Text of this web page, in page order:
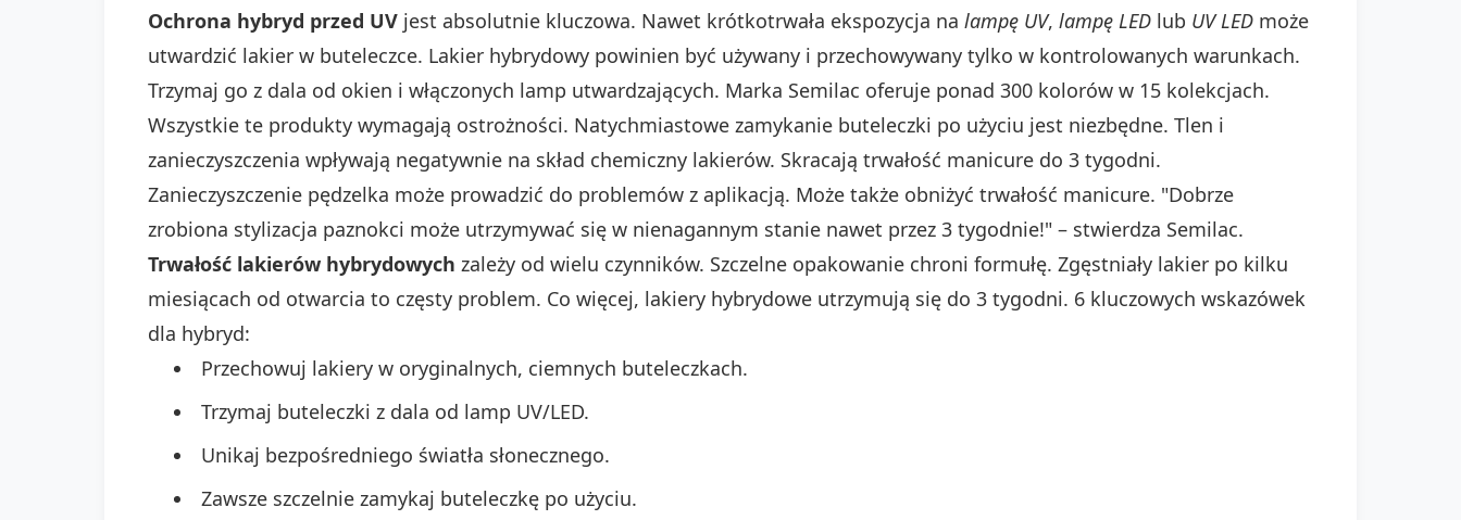
Ochrona hybryd przed UV jest absolutnie kluczowa. Nawet krótkotrwała ekspozycja na lampę UV, lampę LED lub UV LED może
utwardzić lakier w buteleczce. Lakier hybrydowy powinien być używany i przechowywany tylko w kontrolowanych warunkach.
Trzymaj go z dala od okien i włączonych lamp utwardzających. Marka Semilac oferuje ponad 300 kolorów w 15 kolekcjach.
Wszystkie te produkty wymagają ostrożności. Natychmiastowe zamykanie buteleczki po użyciu jest niezbędne. Tlen i
zanieczyszczenia wpływają negatywnie na skład chemiczny lakierów. Skracają trwałość manicure do 3 tygodni.
Zanieczyszczenie pędzelka może prowadzić do problemów z aplikacją. Może także obniżyć trwałość manicure. "Dobrze
zrobiona stylizacja paznokci może utrzymywać się w nienagannym stanie nawet przez 3 tygodnie!" – stwierdza Semilac.
Trwałość lakierów hybrydowych zależy od wielu czynników. Szczelne opakowanie chroni formułę. Zgęstniały lakier po kilku
miesiącach od otwarcia to częsty problem. Co więcej, lakiery hybrydowe utrzymują się do 3 tygodni. 6 kluczowych wskazówek
dla hybryd:
Przechowuj lakiery w oryginalnych, ciemnych buteleczkach.
Trzymaj buteleczki z dala od lamp UV/LED.
Unikaj bezpośredniego światła słonecznego.
Zawsze szczelnie zamykaj buteleczkę po użyciu.